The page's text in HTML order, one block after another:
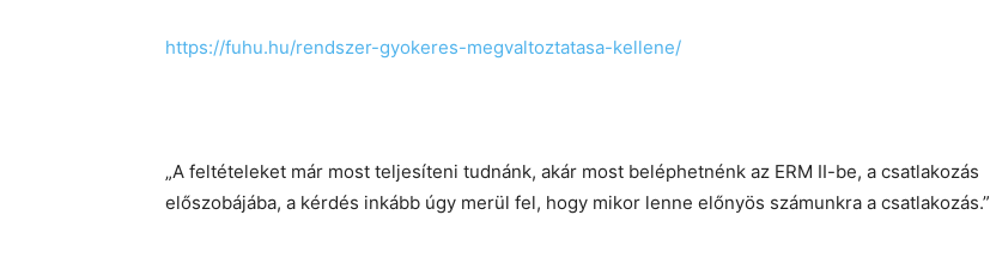
https://fuhu.hu/rendszer-gyokeres-megvaltoztatasa-kellene/
„A feltételeket már most teljesíteni tudnánk, akár most beléphetnénk az ERM II-be, a csatlakozás
előszobájába, a kérdés inkább úgy merül fel, hogy mikor lenne előnyös számunkra a csatlakozás.”